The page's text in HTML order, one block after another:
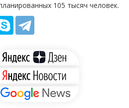
105 тысяч человек.